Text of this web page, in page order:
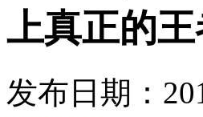
上真正的王
发布日期：